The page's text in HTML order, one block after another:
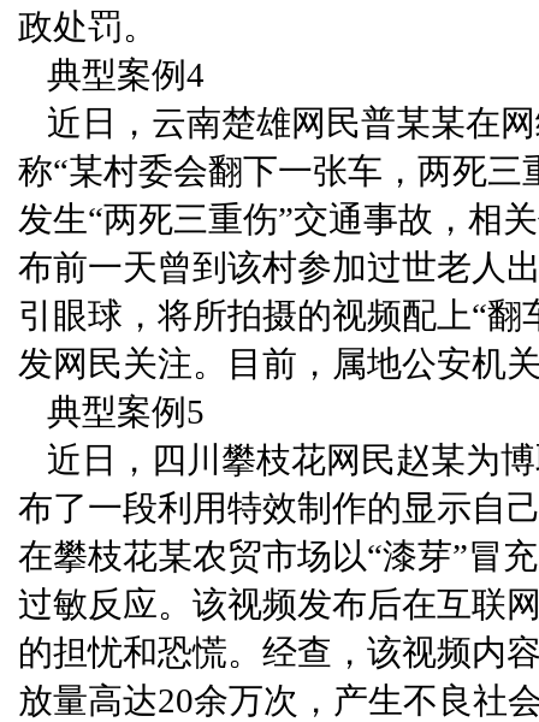
政处罚。
典型案例4
近日，云南楚雄网民普某某在
称“某村委会翻下一张车，两死
发生“两死三重伤”交通事故，相
布前一天曾到该村参加过世老人
引眼球，将所拍摄的视频配上“
发网民关注。目前，属地公安机
典型案例5
近日，四川攀枝花网民赵某为
布了一段利用特效制作的显示自
在攀枝花某农贸市场以“漆芽”冒
过敏反应。该视频发布后在互联
的担忧和恐慌。经查，该视频内
放量高达20余万次，产生不良社